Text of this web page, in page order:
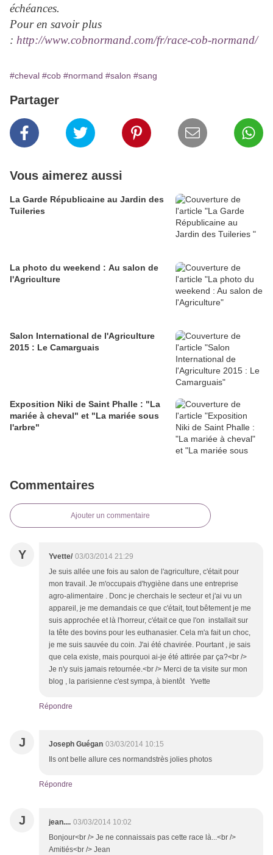
échéances.
Pour en savoir plus
: http://www.cobnormand.com/fr/race-cob-normand/
#cheval #cob #normand #salon #sang
Partager
Vous aimerez aussi
La Garde Républicaine au Jardin des
Tuileries
La photo du weekend : Au salon de
l'Agriculture
Salon International de l'Agriculture
2015 : Le Camarguais
Exposition Niki de Saint Phalle : "La
mariée à cheval" et "La mariée sous
l'arbre"
Commentaires
Ajouter un commentaire
Y Yvette/ 03/03/2014 21:29
Je suis allée une fois au salon de l'agriculture, c'était pour
mon travail. Je m'occupais d'hygiène dans une entreprise
agro-alimentaire . Donc je cherchais le secteur et j'ai vu un
appareil, je me demandais ce que c'était, tout bêtement je me
suis approchée et là l'horreur, c'était ce que l'on installait sur
la tête des bovins pour les euthanasier. Cela m'a fait un choc,
je me suis sauvée du coin. J'ai été chavirée. Pourtant , je sais
que cela existe, mais pourquoi ai-je été attirée par ça?<br />
Je n'y suis jamais retournée.<br /> Merci de ta visite sur mon
blog , la parisienne c'est sympa, à bientôt Yvette
Répondre
J Joseph Guégan 03/03/2014 10:15
Ils ont belle allure ces normandstrès jolies photos
Répondre
J jean.... 03/03/2014 10:02
Bonjour<br /> Je ne connaissais pas cette race là...<br />
Amitiés<br /> Jean